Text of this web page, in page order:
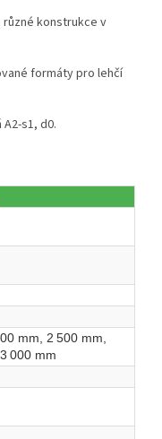
různé konstrukce v
formáty pro lehčí
s1, d0.
mm, 2 500 mm,
000 mm